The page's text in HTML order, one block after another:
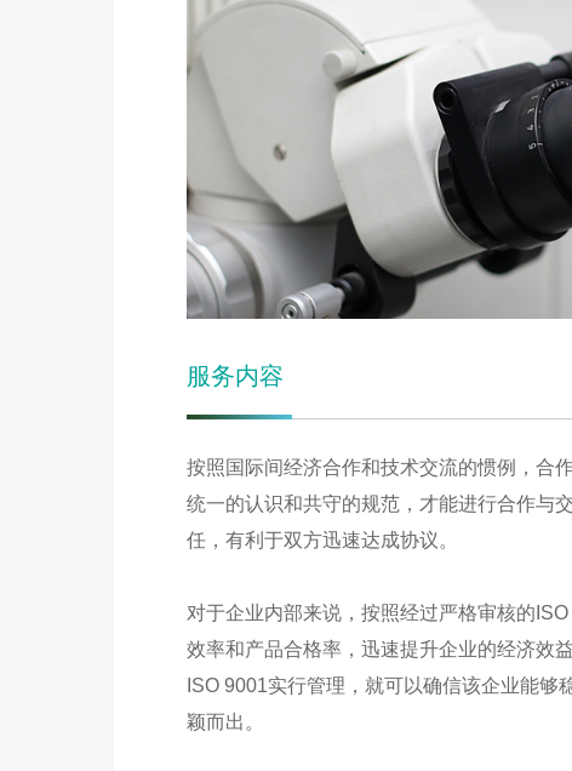
服务内容
按照国际间经济合作和技术交流的惯例，合
统一的认识和共守的规范，才能进行合作与
任，有利于双方迅速达成协议。
对于企业内部来说，按照经过严格审核的
效率和产品合格率，迅速提升企业的经济效
ISO 9001实行管理，就可以确信该企业能
颖而出。